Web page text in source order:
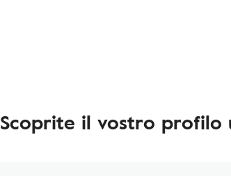
Scoprite il vostro profilo